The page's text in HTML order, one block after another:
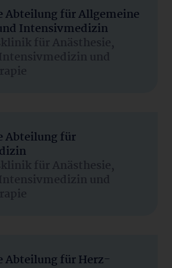
Abteilung für Allgemeine
Intensivmedizin
für Anästhesie,
und
Abteilung für
für Anästhesie,
und
Abteilung für Herz-